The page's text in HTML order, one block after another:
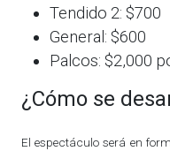
Tendido 2: $700
General: $600
Palcos: $2,000
¿Cómo se
El espectáculo será en